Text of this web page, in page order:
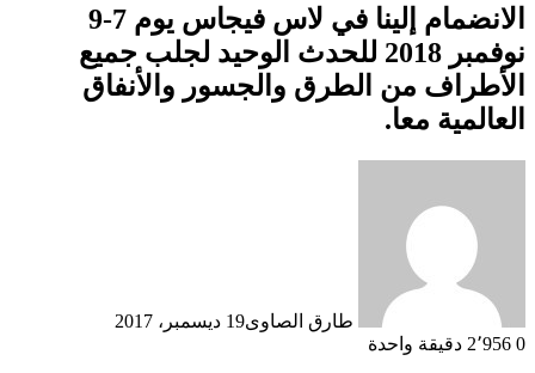
الانضمام إلينا في لاس فيجاس يوم 7-9
نوفمبر 2018 للحدث الوحيد لجلب جميع
الأطراف من الطرق والجسور والأنفاق
العالمية معا.
طارق الصاوى19 ديسمبر، 2017
0
دقيقة واحدة